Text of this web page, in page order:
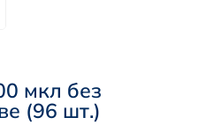
мкл без
(96 шт.)